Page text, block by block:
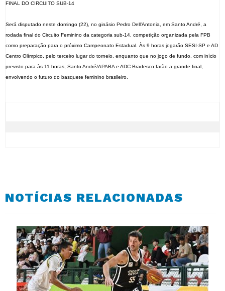
FINAL DO CIRCUITO SUB-14
Será disputado neste domingo (22), no ginásio Pedro Dell’Antonia, em Santo André, a
rodada final do Circuito Feminino da categoria sub-14, competição organizada pela FPB
como preparação para o próximo Campeonato Estadual. Às 9 horas jogarão SESI-SP e AD
Centro Olímpico, pelo terceiro lugar do torneio, enquanto que no jogo de fundo, com início
previsto para às 11 horas, Santo André/APABA e ADC Bradesco farão a grande final,
envolvendo o futuro do basquete feminino brasileiro.
NOTÍCIAS RELACIONADAS